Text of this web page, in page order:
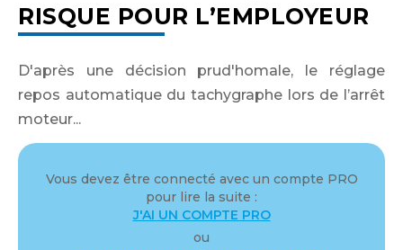
RISQUE POUR L’EMPLOYEUR
D'après une décision prud'homale, le réglage
repos automatique du tachygraphe lors de l’arrêt
moteur...
Vous devez être connecté avec un compte PRO
pour lire la suite :
J'AI UN COMPTE PRO
ou
Identifiant ou adresse de courriel
Mot de passe